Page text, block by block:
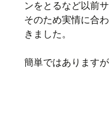
ンをとるなど以前
そのため実情に合
きました。
簡単ではあります